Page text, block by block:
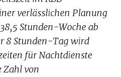
verlässlichen Planung
Stunden-Woche ab
8 Stunden-Tag wird
für Nachtdienste
Zahl von